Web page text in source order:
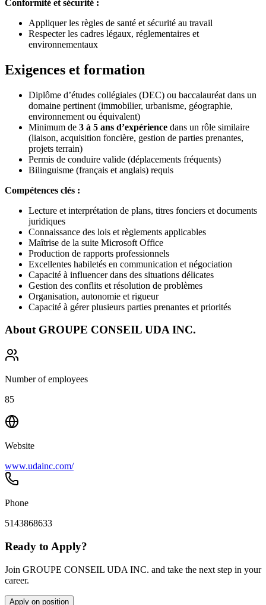
Conformité et sécurité :
Appliquer les règles de santé et sécurité au travail
Respecter les cadres légaux, réglementaires et
environnementaux
Exigences et formation
Diplôme d’études collégiales (DEC) ou baccalauréat dans un
domaine pertinent (immobilier, urbanisme, géographie,
environnement ou équivalent)
Minimum de 3 à 5 ans d’expérience dans un rôle similaire
(liaison, acquisition foncière, gestion de parties prenantes,
projets terrain)
Permis de conduire valide (déplacements fréquents)
Bilinguisme (français et anglais) requis
Compétences clés :
Lecture et interprétation de plans, titres fonciers et documents
juridiques
Connaissance des lois et règlements applicables
Maîtrise de la suite Microsoft Office
Production de rapports professionnels
Excellentes habiletés en communication et négociation
Capacité à influencer dans des situations délicates
Gestion des conflits et résolution de problèmes
Organisation, autonomie et rigueur
Capacité à gérer plusieurs parties prenantes et priorités
About GROUPE CONSEIL UDA INC.
Number of employees
85
Website
www.udainc.com/
Phone
5143868633
Ready to Apply?
Join GROUPE CONSEIL UDA INC. and take the next step in your
career.
Apply on position